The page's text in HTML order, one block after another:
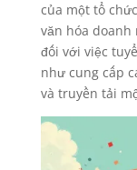
của một tổ
văn hóa doanh
đối với việc
như cung cấp
và truyền tải